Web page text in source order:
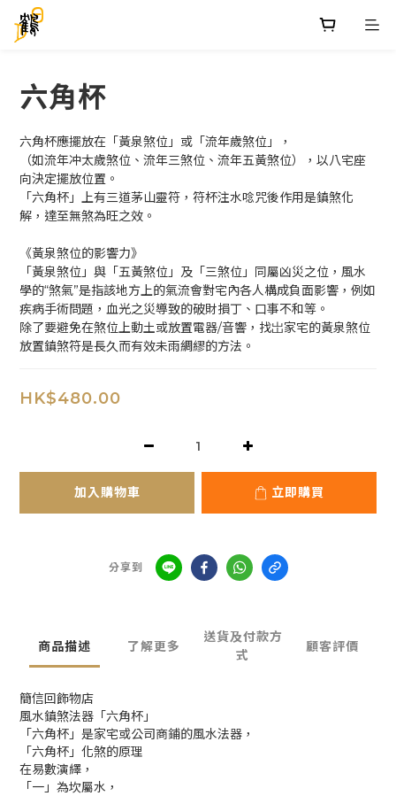
六角杯
六角杯應擺放在「黃泉煞位」或「流年歲煞位」，
（如流年冲太歲煞位、流年三煞位、流年五黃煞位），以八宅座
向決定擺放位置。
「六角杯」上有三道茅山靈符，符杯注水唸咒後作用是鎮煞化
解，達至無煞為旺之效。
《黃泉煞位的影響力》
「黃泉煞位」與「五黃煞位」及「三煞位」同屬凶災之位，風水
學的“煞氣”是指該地方上的氣流會對宅內各人構成負面影響，例如
疾病手術問題，血光之災導致的破財損丁、口事不和等。
除了要避免在煞位上動土或放置電器/音響，找岀家宅的黃泉煞位
放置鎮煞符是長久而有效未雨綢繆的方法。
HK$480.00
加入購物車 立即購買
分享到
商品描述 了解更多
送貨及付款方
式
顧客評價
簡信回飾物店
風水鎮煞法器「六角杯」
「六角杯」是家宅或公司商鋪的風水法器，
「六角杯」化煞的原理
在易數演繹，
「一」為坎屬水，